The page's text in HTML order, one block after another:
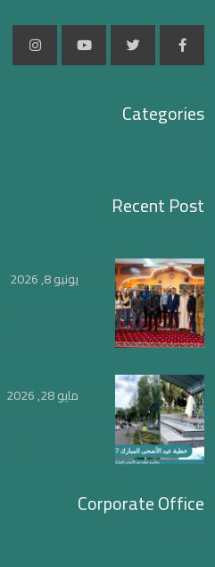
Categories
Recent Post
يونيو 8, 2026
مايو 28, 2026
Corporate Office